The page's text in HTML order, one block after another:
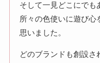
そして一見どこにでも
所々の色使いに遊び心
思いました。
どのブランドも創設